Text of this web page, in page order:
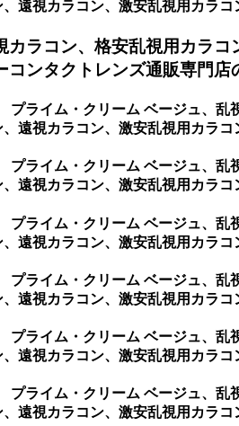
遠視カラコン、激安乱視用カラコ
カラコン、格安乱視用カラ
コンタクトレンズ通販専門店
プライム・クリーム ベージュ、
遠視カラコン、激安乱視用カラ
プライム・クリーム ベージュ、
遠視カラコン、激安乱視用カラ
プライム・クリーム ベージュ、
遠視カラコン、激安乱視用カラ
プライム・クリーム ベージュ、
遠視カラコン、激安乱視用カラコ
プライム・クリーム ベージュ、
遠視カラコン、激安乱視用カラ
プライム・クリーム ベージュ、
遠視カラコン、激安乱視用カラ